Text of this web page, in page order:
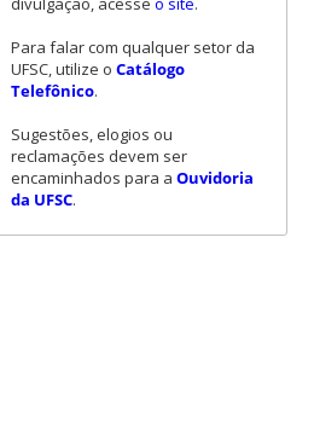
Para falar com qualquer setor da
UFSC, utilize o Catálogo
Telefônico.
Sugestões, elogios ou
reclamações devem ser
encaminhados para a Ouvidoria
da UFSC.